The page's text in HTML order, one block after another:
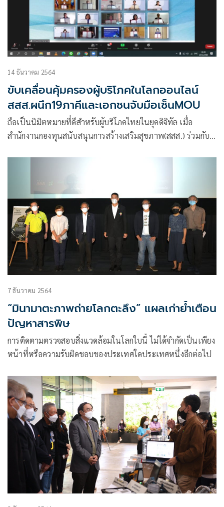
14 ธันวาคม 2564
ขับเคลื่อนคุ้มครองผู้บริโภคในโลกออนไลน์
สสส.ผนึก19ภาคีและเอกชนจับมือเซ็นMOU
ถือเป็นนิมิตหมายที่ดีสำหรับผู้บริโภคไทยในยุคดิจิทัล เมื่อ
สำนักงานกองทุนสนับสนุนการสร้างเสริมสุขภาพ(สสส.) ร่วมกับ
7 ธันวาคม 2564
“มินามาตะภาพถ่ายโลกตะลึง” แผลเก่าย้ำเตือน
ปัญหาสารพิษ
การติดตามตรวจสอบสิ่งแวดล้อมในโลกใบนี้ ไม่ได้จำกัดเป็นเพียง
หน้าที่หรือความรับผิดชอบของประเทศใดประเทศหนึ่งอีกต่อไป